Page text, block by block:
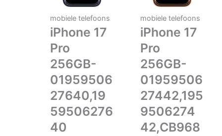
mobiele telefoons
iPhone 17
Pro
256GB-
01959506
27640,19
59506276
40
mobiele telefoons
iPhone 17
Pro
256GB-
01959506
27442,195
9506274
42,CB968